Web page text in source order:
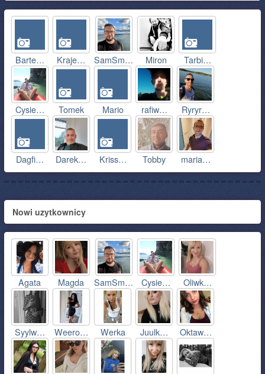
Barte… Kraje… SamSm… Miron Tarbi…
Cysie… Tomek Mario rafiw… Ryryr…
Dagfi… Darek… Kriss… Tobby maria…
Nowi uzytkownicy
Agata Magda SamSm… Cysie… Oliwk…
Syylw… Weero… Werka Juulk… Oktaw…